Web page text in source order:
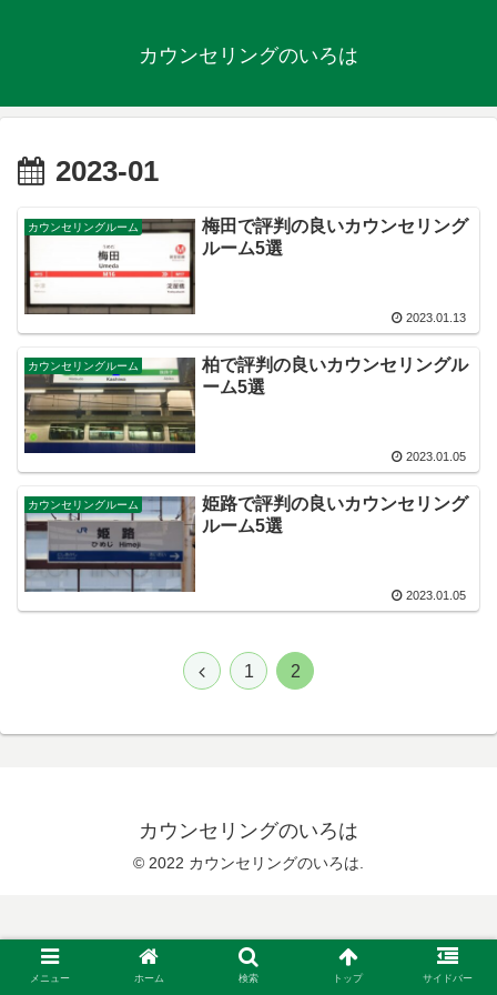
カウンセリングのいろは
2023-01
カウンセリングルーム
梅田で評判の良いカウンセリング
ルーム5選
2023.01.13
カウンセリングルーム
柏で評判の良いカウンセリングル
ーム5選
2023.01.05
カウンセリングルーム
姫路で評判の良いカウンセリング
ルーム5選
2023.01.05
1 2
カウンセリングのいろは
© 2022 カウンセリングのいろは.
メニュー ホーム 検索 トップ サイドバー